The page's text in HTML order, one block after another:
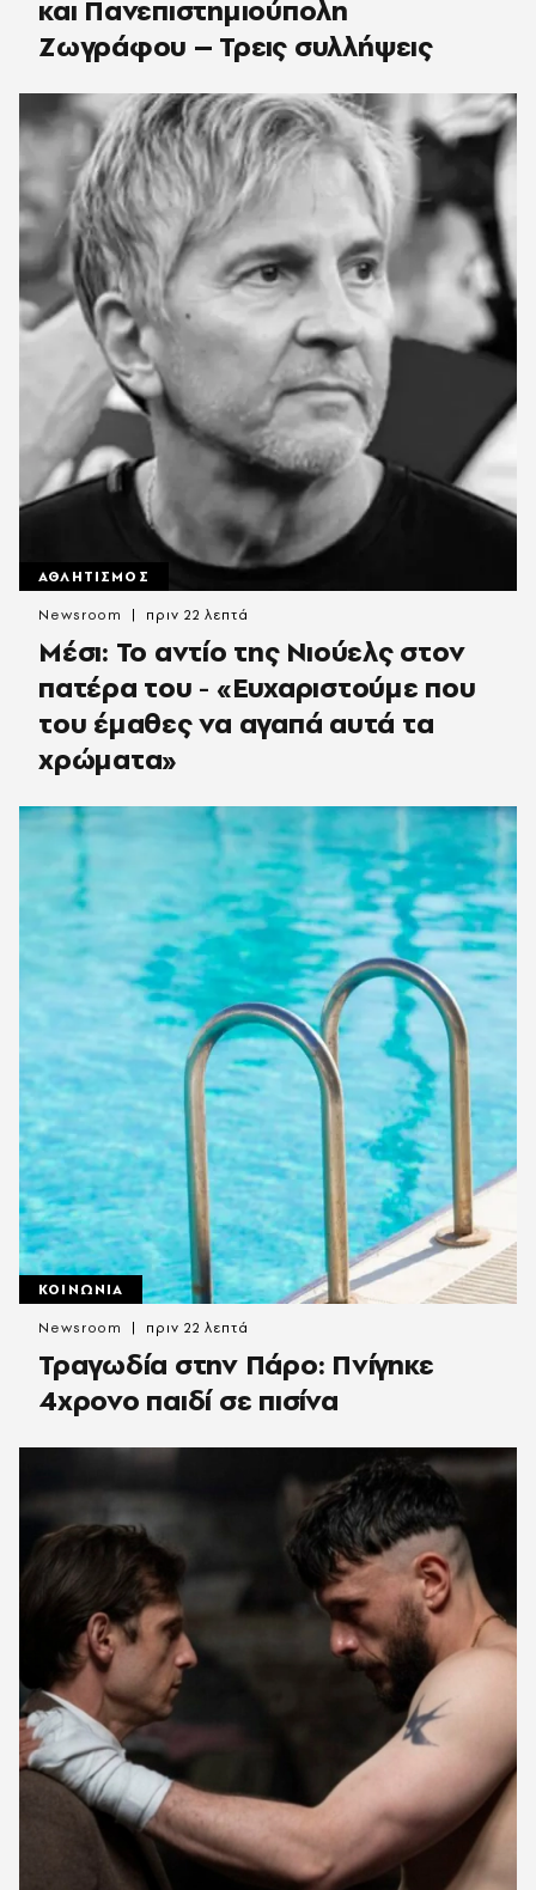
και Πανεπιστημιούπολη
Ζωγράφου – Τρεις συλλήψεις
ΑΘΛΗΤΙΣΜΟΣ
Μέσι: Το αντίο της Νιούελς στον
πατέρα του - «Ευχαριστούμε που
του έμαθες να αγαπά αυτά τα
χρώματα»
Newsroom πριν 22 λεπτά
ΚΟΙΝΩΝΙΑ
Τραγωδία στην Πάρο: Πνίγηκε
4χρονο παιδί σε πισίνα
Newsroom πριν 22 λεπτά